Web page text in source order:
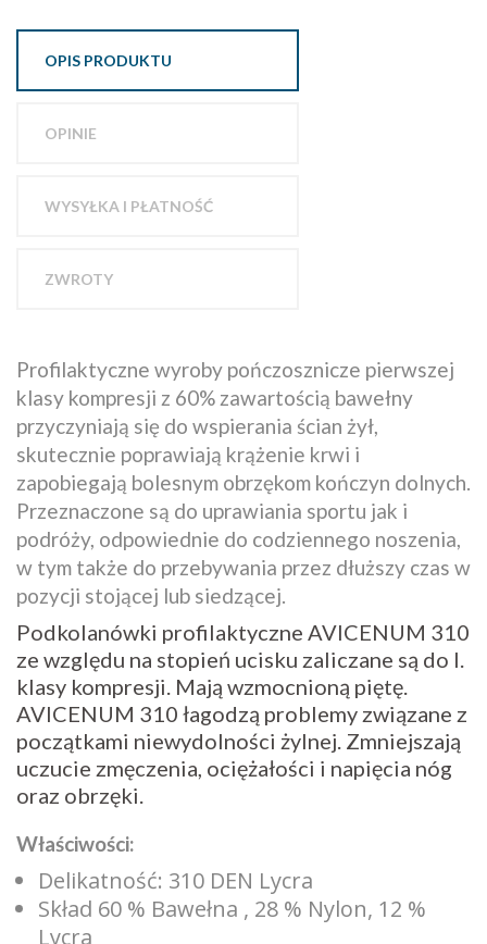
OPIS PRODUKTU
OPINIE
WYSYŁKA I PŁATNOŚĆ
ZWROTY
Profilaktyczne wyroby pończosznicze pierwszej
klasy kompresji z 60% zawartością bawełny
przyczyniają się do wspierania ścian żył,
skutecznie poprawiają krążenie krwi i
zapobiegają bolesnym obrzękom kończyn dolnych.
Przeznaczone są do uprawiania sportu jak i
podróży, odpowiednie do codziennego noszenia,
w tym także do przebywania przez dłuższy czas w
pozycji stojącej lub siedzącej.
Podkolanówki profilaktyczne AVICENUM 310
ze względu na stopień ucisku zaliczane są do I.
klasy kompresji. Mają wzmocnioną piętę.
AVICENUM 310 łagodzą problemy związane z
początkami niewydolności żylnej. Zmniejszają
uczucie zmęczenia, ociężałości i napięcia nóg
oraz obrzęki.
Właściwości:
Delikatność: 310 DEN Lycra
Skład 60 % Bawełna , 28 % Nylon, 12 %
Lycra